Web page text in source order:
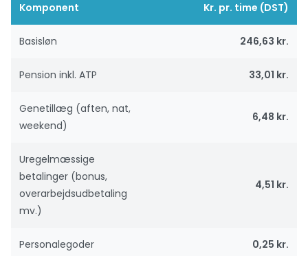
Komponent Kr. pr. time (DST)
Basisløn 246,63 kr.
Pension inkl. ATP 33,01 kr.
Genetillæg (aften, nat,
weekend)
6,48 kr.
Uregelmæssige
betalinger (bonus,
overarbejdsudbetaling
mv.)
4,51 kr.
Personalegoder 0,25 kr.